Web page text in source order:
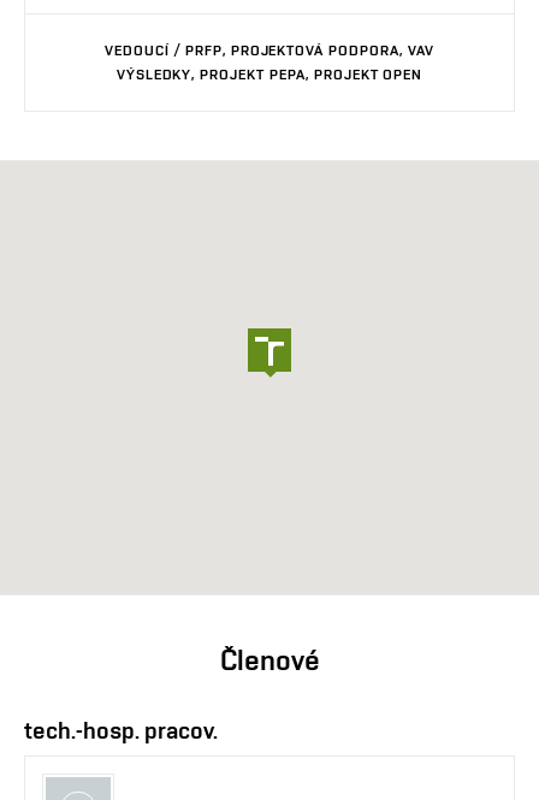
VEDOUCÍ / PRFP, PROJEKTOVÁ PODPORA, VAV
VÝSLEDKY, PROJEKT PEPA, PROJEKT OPEN
Členové
tech.-hosp. pracov.